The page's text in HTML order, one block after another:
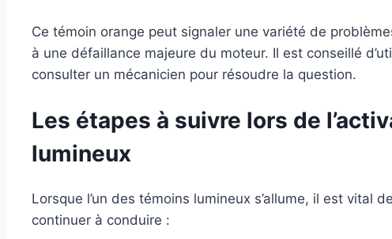
Ce témoin orange peut signaler une variété de
à une défaillance majeure du moteur. Il est conseillé
consulter un mécanicien pour résoudre la question.
Les étapes à suivre lors de
lumineux
Lorsque l’un des témoins lumineux s’allume, il est vital
continuer à conduire :